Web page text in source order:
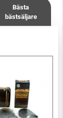
Bästa
bästsäljare